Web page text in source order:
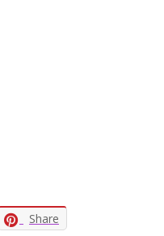
Share